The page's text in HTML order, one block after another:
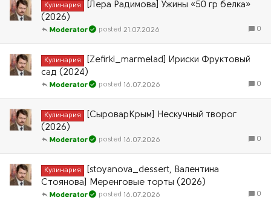
Кулинария
[Лера Радимова] Ужины «50 гр белка»
(2026)
0
21.07.2026
Moderator
Кулинария
[Zefirki_marmelad] Ириски Фруктовый
сад (2024)
0
16.07.2026
Moderator
Кулинария
[СыроварКрым] Нескучный творог
(2026)
0
16.07.2026
Moderator
Кулинария
[stoyanova_dessert, Валентина
Стоянова] Меренговые торты (2026)
0
16.07.2026
Moderator